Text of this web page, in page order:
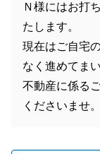
Ｎ様にはお打
たします。
現在はご自宅
なく進めてま
不動産に係る
くださいませ。